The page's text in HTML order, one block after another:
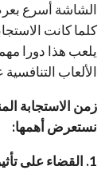
الشاشة أسرع
كلما كانت
يلعب هذا دورا
الألعاب التنافسية
زمن الاستجابة
نستعرض أهمها:
1. القضاء على تأثير